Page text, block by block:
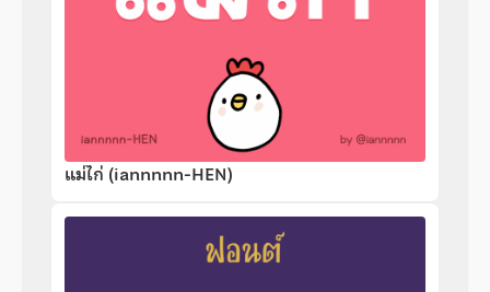
แม่ไก่ (iannnnn-HEN)